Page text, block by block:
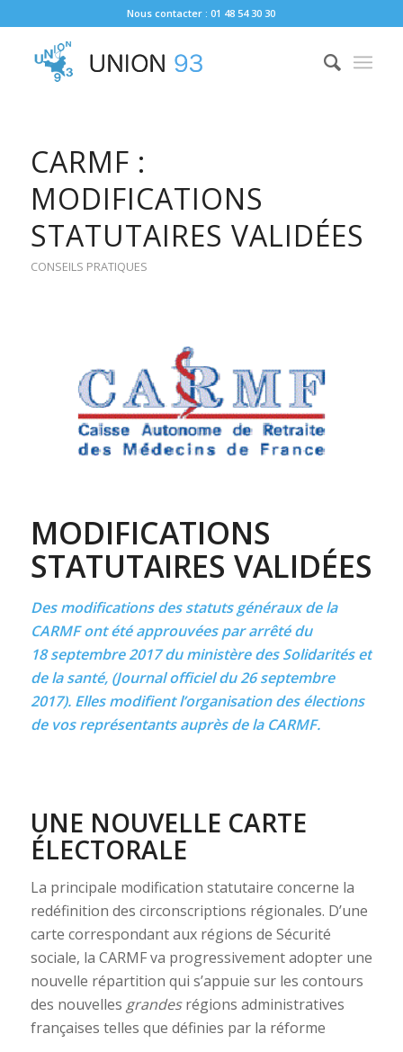
Nous contacter : 01 48 54 30 30
CARMF :
MODIFICATIONS
STATUTAIRES VALIDÉES
CONSEILS PRATIQUES
MODIFICATIONS
STATUTAIRES VALIDÉES
Des modifications des statuts généraux de la
CARMF ont été approuvées par arrêté du
18 septembre 2017 du ministère des Solidarités et
de la santé, (Journal officiel du 26 septembre
2017). Elles modifient l’organisation des élections
de vos représentants auprès de la CARMF.
UNE NOUVELLE CARTE
ÉLECTORALE
La principale modification statutaire concerne la
redéfinition des circonscriptions régionales. D’une
carte correspondant aux régions de Sécurité
sociale, la CARMF va progressivement adopter une
nouvelle répartition qui s’appuie sur les contours
des nouvelles grandesrégions administratives
françaises telles que définies par la réforme